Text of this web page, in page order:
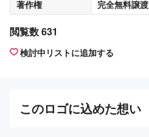
著作権
完全無料譲渡
閲覧数 631
検討中リストに追加する
このロゴに込めた想い